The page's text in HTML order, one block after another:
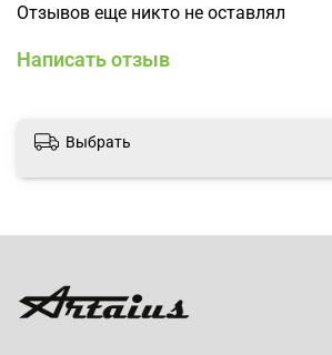
Отзывов еще никто не оставлял
Написать отзыв
Выбрать